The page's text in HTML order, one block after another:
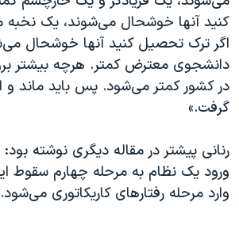
کنید آنها خوشحال می‌شوند، یک نخبه
اگر ترک تحصیل کنید آنها خوشحال
دانشجوی معترض کمتر. هرچه بیشتر
در کشور کمتر می‌شود. پس باید ماند و
گرفت.»
رنانی پیشتر در مقاله دیگری نوشته
ورود یک نظام به مرحله چهارم سقوط
وارد مرحله رفتارهای کاریکاتوری